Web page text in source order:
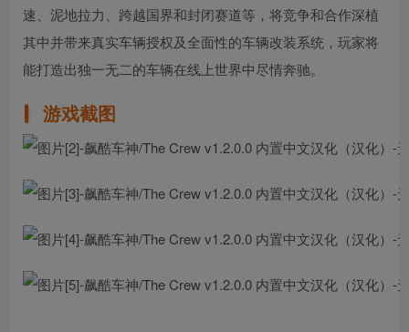
速、泥地拉力、跨越国界和封闭赛道等，将竞争和合作深植
其中并带来真实车辆授权及全面性的车辆改装系统，玩家将
能打造出独一无二的车辆在线上世界中尽情奔驰。
游戏截图